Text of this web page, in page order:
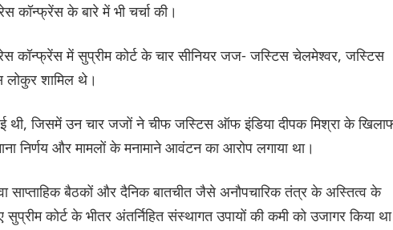
के बारे में भी चर्चा की।
कॉन्फ्रेंस में सुप्रीम कोर्ट के चार सीनियर जज- जस्टिस चेलमेश्वर, जस्टिस
शामिल थे।
जिसमें उन चार जजों ने चीफ जस्टिस ऑफ इंडिया दीपक मिश्रा के
निर्णय और मामलों के मनामाने आवंटन का आरोप लगाया था।
बैठकों और दैनिक बातचीत जैसे अनौपचारिक तंत्र के अस्तित्व के
कोर्ट के भीतर अंतर्निहित संस्थागत उपायों की कमी को उजागर किया